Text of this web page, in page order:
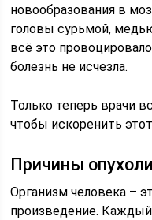
новообразования в
головы сурьмой,
всё это
болезнь не исчезла.
Только теперь врачи
чтобы искоренить
Причины
Организм человека –
произведение.